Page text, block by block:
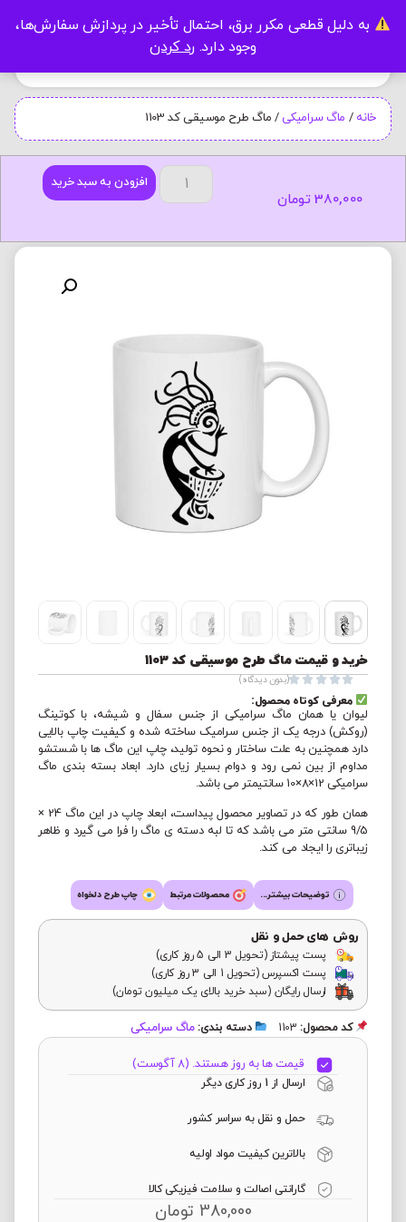
به دلیل قطعی مکرر برق، احتمال تأخیر در پردازش سفارش‌ها،
وجود دارد. رد کردن
خانه / ماگ سرامیکی/ ماگ طرح موسیقی کد 1103
افزودن به سبد خرید
380,000 تومان
خرید و قیمت ماگ طرح موسیقی کد 1103




(بدون دیدگاه)
معرفی کوتاه محصول:
لیوان یا همان ماگ سرامیکی از جنس سفال و شیشه، با کوتینگ
(روکش) درجه یک از جنس سرامیک ساخته شده و کیفیت چاپ بالایی
دارد همچنین به علت ساختار و نحوه تولید، چاپ این ماگ ها با شستشو
مداوم از بین نمی رود و دوام بسیار زیای دارد. ابعاد بسته بندی ماگ
سرامیکی 12×8×10 سانتیمتر می باشد.
همان طور که در تصاویر محصول پیداست، ابعاد چاپ در این ماگ 24 ×
9/5 سانتی متر می باشد که تا لبه دسته ی ماگ را فرا می گیرد و ظاهر
زیباتری را ایجاد می کند.
توضیحات بیشتر... محصولات مرتبط چاپ طرح دلخواه
روش های حمل و نقل
پست پیشتاز (تحویل 3 الی 5 روز کاری)
پست اکسپرس (تحویل 1 الی 3 روز کاری)
ارسال رایگان (سبد خرید بالای یک میلیون تومان)
کد محصول: 1103 دسته بندی: ماگ سرامیکی
قیمت ها به روز هستند. (8 آگوست)
ارسال از 1 روز کاری دیگر
حمل و نقل به سراسر کشور
بالاترین کیفیت مواد اولیه
گارانتی اصالت و سلامت فیزیکی کالا
380,000 تومان